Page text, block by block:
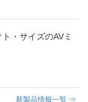
・サイズのAVミ
新製品情報一覧 ⇒